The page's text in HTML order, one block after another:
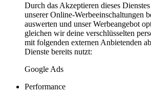
Durch das Akzeptieren dieses
unserer Online-Werbeeinschaltungen
auswerten und unser Werbeangebot
gleichen wir deine verschlüsselten
mit folgenden externen Anbietenden
Dienste bereits nutzt:
Google Ads
Performance